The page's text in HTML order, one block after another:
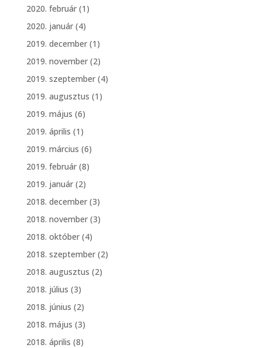
2020. február(1)
2020. január(4)
2019. december(1)
2019. november(2)
2019. szeptember(4)
2019. augusztus (1)
2019. május (6)
2019. április (1)
2019. március (6)
2019. február(8)
2019. január(2)
2018. december(3)
2018. november(3)
2018. október(4)
2018. szeptember(2)
2018. augusztus (2)
2018. július (3)
2018. június (2)
2018. május (3)
2018. április (8)